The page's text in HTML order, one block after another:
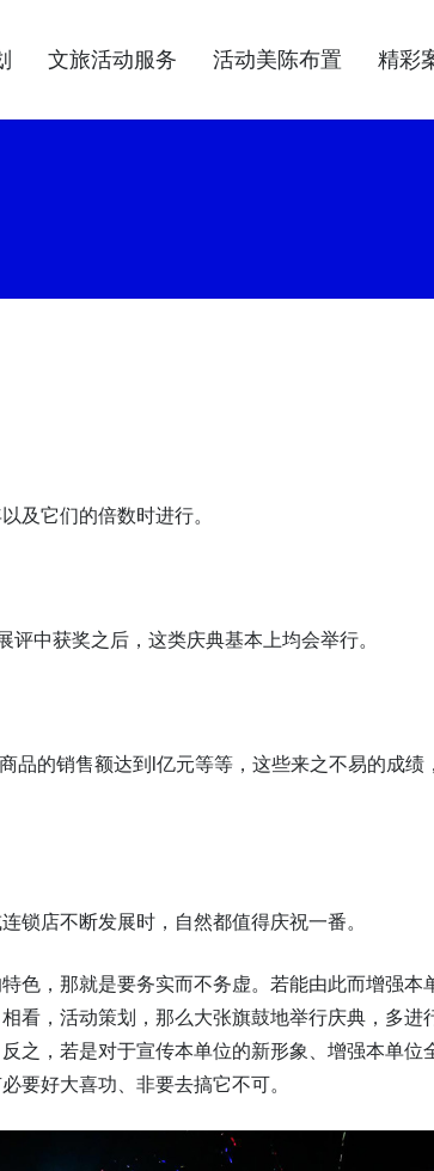
文旅活动服务 活动美陈布置 精彩
及它们的倍数时进行。
评中获奖之后，这类庆典基本上均会举行。
品的销售额达到l亿元等等，这些来之不易的成绩
锁店不断发展时，自然都值得庆祝一番。
色，那就是要务实而不务虚。若能由此而增强本
看，活动策划，那么大张旗鼓地举行庆典，多进
之，若是对于宣传本单位的新形象、增强本单位
要好大喜功、非要去搞它不可。